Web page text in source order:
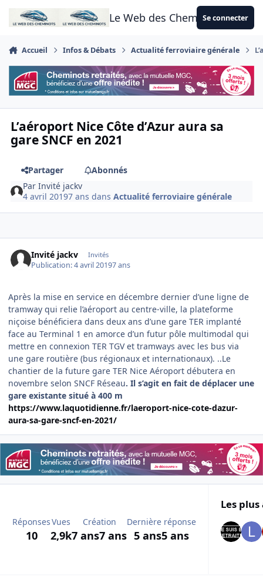
Aller au contenu
Le Web des CheminotsSe connecter
Accueil Infos & Débats Actualité ferroviaire générale
L’aéroport Nice Côte d’Azur aura sa
gare SNCF en 2021
Partager
Abonnés
ParInvité jackv
4 avril 20197 ans dansActualité ferroviaire générale
Invité jackv Invités
Publication:4 avril 20197 ans
Après la mise en service en décembre dernier d’une ligne de
tramway qui relie l’aéroport au centre-ville, la plateforme
niçoise bénéficiera dans deux ans d’une gare TER implanté
face au Terminal 1 en amorce d’un futur pôle multimodal qui
mettre en connexion TER TGV et tramways avec les bus via
une gare routière (bus régionaux et internationaux). ..Le
chantier de la future gare TER Nice Aéroport débutera en
novembre selon SNCF Réseau. Il s’agit en fait de déplacer une
gare existante situé à 400 m
https://www.laquotidienne.fr/laeroport-nice-cote-dazur-
aura-sa-gare-sncf-en-2021/
Réponses
10
Vues
2,9k
Création
7 ans7 ans
Dernière réponse
5 ans5 ans
Les